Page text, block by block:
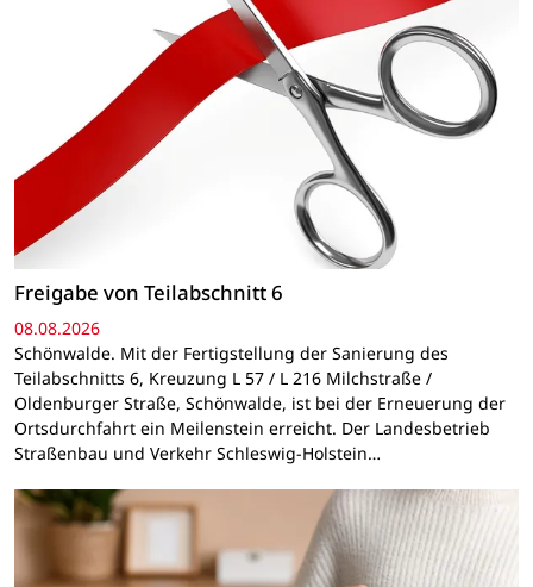
Freigabe von Teilabschnitt 6
08.08.2026
Schönwalde. Mit der Fertigstellung der Sanierung des
Teilabschnitts 6, Kreuzung L 57 / L 216 Milchstraße /
Oldenburger Straße, Schönwalde, ist bei der Erneuerung der
Ortsdurchfahrt ein Meilenstein erreicht. Der Landesbetrieb
Straßenbau und Verkehr Schleswig-Holstein…